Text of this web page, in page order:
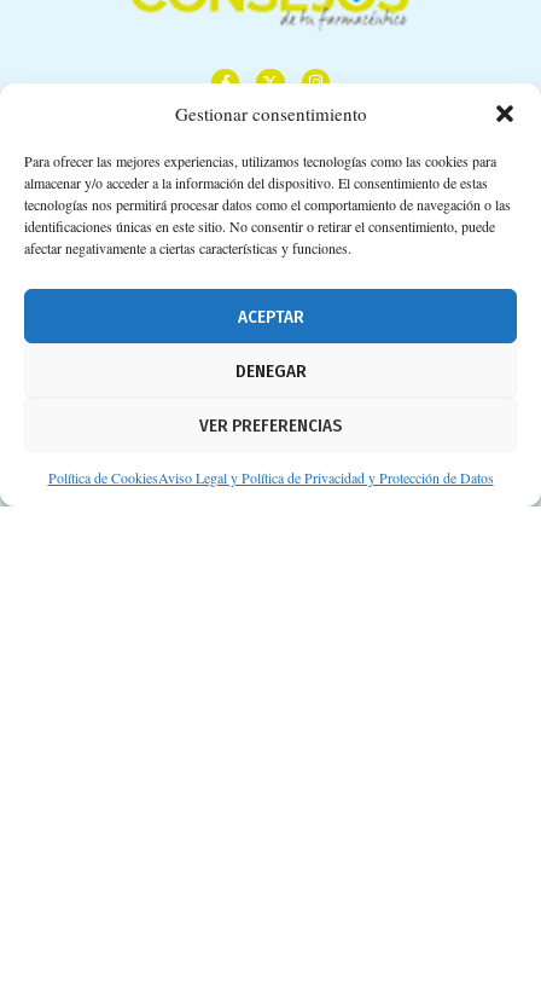
Gestionar consentimiento
Para ofrecer las mejores experiencias, utilizamos tecnologías como las cookies para
almacenar y/o acceder a la información del dispositivo. El consentimiento de estas
tecnologías nos permitirá procesar datos como el comportamiento de navegación o las
identificaciones únicas en este sitio. No consentir o retirar el consentimiento, puede
afectar negativamente a ciertas características y funciones.
ACEPTAR
DENEGAR
VER PREFERENCIAS
Política de CookiesAviso Legal y Política de Privacidad y Protección de Datos
Calle Camino de los Descubrimientos, 11,
Planta 3ª 41092 – Sevilla
674 02 62 03
Aviso legal
Protección de datos personales
Suscripción a Newsletter